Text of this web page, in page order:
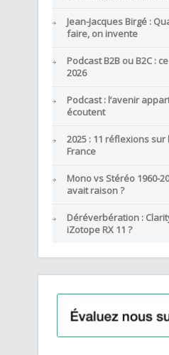
Jean-Jacques Birgé :
faire, on invente
Podcast B2B ou B2C :
2026
Podcast : l’avenir
écoutent
2025 : 11 réflexions
France
Mono vs Stéréo 1960-
avait raison ?
Déréverbération :
iZotope RX 11 ?